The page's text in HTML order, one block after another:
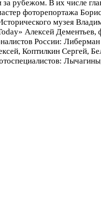
рубежом. В их числе
фоторепортажа
музея
Алексей
России:
Коптилкин Сергей,